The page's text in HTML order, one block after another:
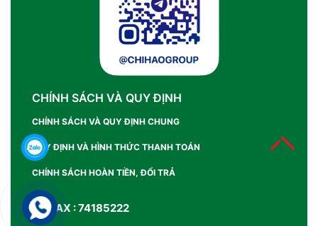
CHÍNH SÁCH VÀ QUY ĐỊNH
CHÍNH SÁCH VÀ QUY ĐỊNH CHUNG
QUY ĐỊNH VÀ HÌNH THỨC THANH TOÁN
CHÍNH SÁCH HOÀN TIỀN, ĐỔI TRẢ
SỐ FAX : 74185222